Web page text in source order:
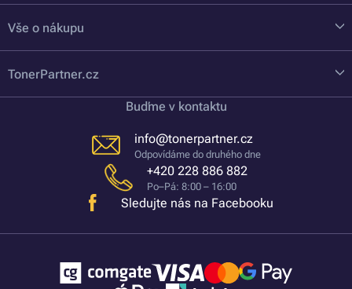
Vše o nákupu
TonerPartner.cz
Buďme v kontaktu
info@tonerpartner.cz
Odpovídáme do druhého dne
+420 228 886 882
Po–Pá: 8:00 – 16:00
Sledujte nás na Facebooku